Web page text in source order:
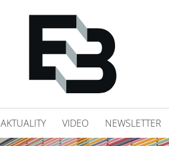
AKTUALITY VIDEO NEWSLETTER